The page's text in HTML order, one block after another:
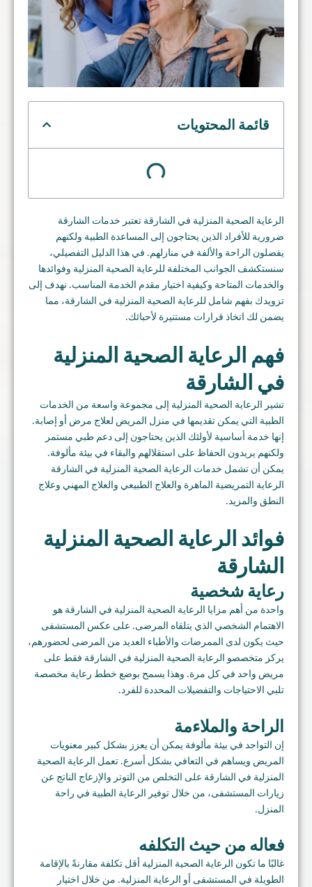
قائمة المحتويات
الرعاية الصحية المنزلية في الشارقة تعتبر خدمات الشارقة
ضرورية للأفراد الذين يحتاجون إلى المساعدة الطبية ولكنهم
يفضلون الراحة والألفة في منازلهم. في هذا الدليل التفصيلي،
سنستكشف الجوانب المختلفة للرعاية الصحية المنزلية وفوائدها
والخدمات المتاحة وكيفية اختيار مقدم الخدمة المناسب. نهدف إلى
تزويدك بفهم شامل للرعاية الصحية المنزلية في الشارقة، مما
يضمن لك اتخاذ قرارات مستنيرة لأحبائك.
فهم الرعاية الصحية المنزلية
في الشارقة
تشير الرعاية الصحية المنزلية إلى مجموعة واسعة من الخدمات
الطبية التي يمكن تقديمها في منزل المريض لعلاج مرض أو إصابة.
إنها خدمة أساسية لأولئك الذين يحتاجون إلى دعم طبي مستمر
ولكنهم يريدون الحفاظ على استقلالهم والبقاء في بيئة مألوفة.
يمكن أن تشمل خدمات الرعاية الصحية المنزلية في الشارقة
الرعاية التمريضية الماهرة والعلاج الطبيعي والعلاج المهني وعلاج
النطق والمزيد.
فوائد الرعاية الصحية المنزلية
الشارقة
رعاية شخصية
واحدة من أهم مزايا الرعاية الصحية المنزلية في الشارقة هو
الاهتمام الشخصي الذي يتلقاه المرضى. على عكس المستشفى
حيث يكون لدى الممرضات والأطباء العديد من المرضى لحضورهم،
يركز متخصصو الرعاية الصحية المنزلية في الشارقة فقط على
مريض واحد في كل مرة. وهذا يسمح بوضع خطط رعاية مخصصة
تلبي الاحتياجات والتفضيلات المحددة للفرد.
الراحة والملاءمة
إن التواجد في بيئة مألوفة يمكن أن يعزز بشكل كبير معنويات
المريض ويساهم في التعافي بشكل أسرع. تعمل الرعاية الصحية
المنزلية في الشارقة على التخلص من التوتر والإزعاج الناتج عن
زيارات المستشفى، من خلال توفير الرعاية الطبية في راحة
المنزل.
فعاله من حيث التكلفه
غالبًا ما تكون الرعاية الصحية المنزلية أقل تكلفة مقارنةً بالإقامة
الطويلة في المستشفى أو الرعاية المنزلية. من خلال اختيار